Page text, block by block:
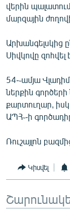
ԿՈՐՈՆԱՎԻՐՈՒՍ
ՏԵՍԱՆՅՈՒԹԵՐ
ՁԳՏԵԼՈՎ
ՓՈԴՔԱՍԹ
English
Русский
ՀԵՏԵՎԵՔ ՄԵԶ
վերին
մարզային
Արխանգելսկից
Սիվկովը
54-֊ամյա
ներքին
քարտուղար, իսկ
ԱՊՀ֊-ի
Ռուշայլոն
Կիսվել